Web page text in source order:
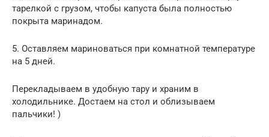
тарелкой с грузом, чтобы капуста была полностью
покрыта маринадом.
5. Оставляем мариноваться при комнатной температуре
на 5 дней.
Перекладываем в удобную тару и храним в
холодильнике. Достаем на стол и облизываем
пальчики! )